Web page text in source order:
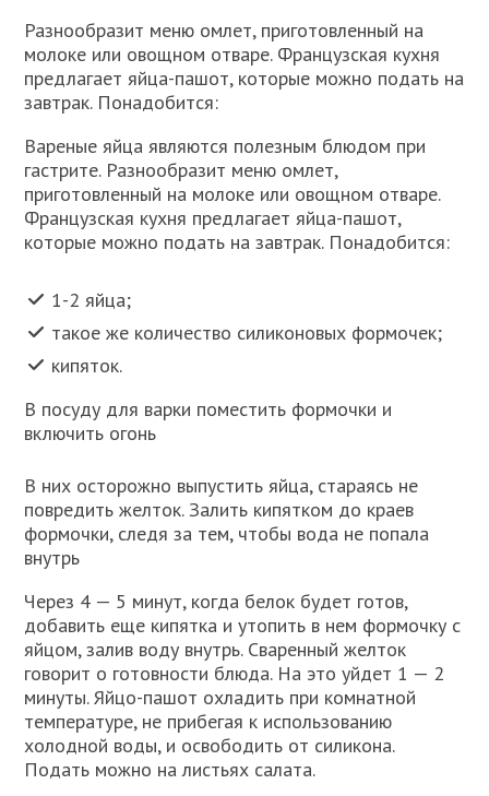
Разнообразит меню омлет, приготовленный на
молоке или овощном отваре. Французская кухня
предлагает яйца-пашот, которые можно подать на
завтрак. Понадобится:
Вареные яйца являются полезным блюдом при
гастрите. Разнообразит меню омлет,
приготовленный на молоке или овощном отваре.
Французская кухня предлагает яйца-пашот,
которые можно подать на завтрак. Понадобится:
1-2 яйца;
такое же количество силиконовых формочек;
кипяток.
В посуду для варки поместить формочки и
включить огонь
В них осторожно выпустить яйца, стараясь не
повредить желток. Залить кипятком до краев
формочки, следя за тем, чтобы вода не попала
внутрь
Через 4 — 5 минут, когда белок будет готов,
добавить еще кипятка и утопить в нем формочку с
яйцом, залив воду внутрь. Сваренный желток
говорит о готовности блюда. На это уйдет 1 — 2
минуты. Яйцо-пашот охладить при комнатной
температуре, не прибегая к использованию
холодной воды, и освободить от силикона.
Подать можно на листьях салата.